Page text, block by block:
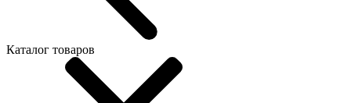
Каталог товаров